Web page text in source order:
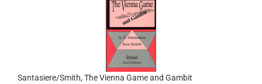
Santasiere/Smith, The Vienna Game and Gambit